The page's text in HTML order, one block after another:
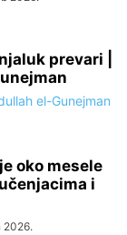
prevari |
el-Gunejman
oko mesele
i
2026.